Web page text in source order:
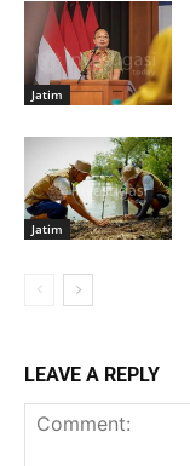
Jatim
Jatim
LEAVE A REPLY